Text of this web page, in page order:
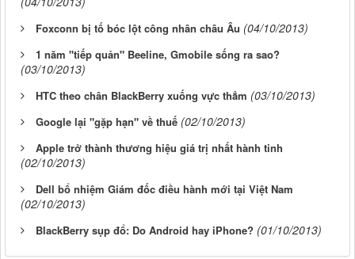
Foxconn bị tố bóc lột công nhân châu Âu (04/10/2013)
1 năm "tiếp quản" Beeline, Gmobile sống ra sao?
(03/10/2013)
HTC theo chân BlackBerry xuống vực thẳm (03/10/2013)
Google lại "gặp hạn" về thuế (02/10/2013)
Apple trở thành thương hiệu giá trị nhất hành tinh
(02/10/2013)
Dell bổ nhiệm Giám đốc điều hành mới tại Việt Nam
(02/10/2013)
BlackBerry sụp đổ: Do Android hay iPhone? (01/10/2013)